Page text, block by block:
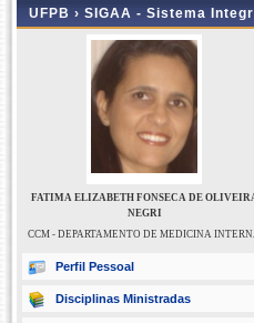
UFPB › SIGAA - Sistema
FATIMA ELIZABETH FONSECA DE
NEGRI
CCM - DEPARTAMENTO DE MEDICINA
Perfil Pessoal
Disciplinas Ministradas